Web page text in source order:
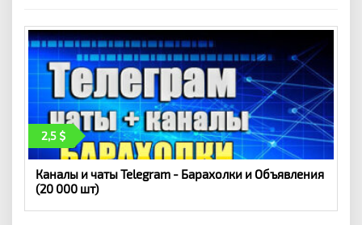
2,5
Каналы и чаты Telegram - Барахолки и Объявления
(20 000 шт)